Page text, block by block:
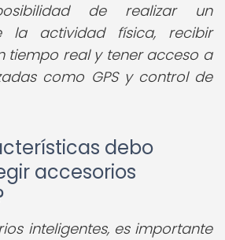
de realizar un
la actividad física, recibir
tiempo real y tener acceso a
como GPS y control de
debo
accesorios
inteligentes, es importante